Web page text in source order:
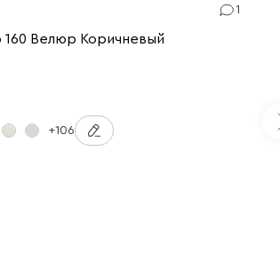
1
160 Велюр Коричневый
+106